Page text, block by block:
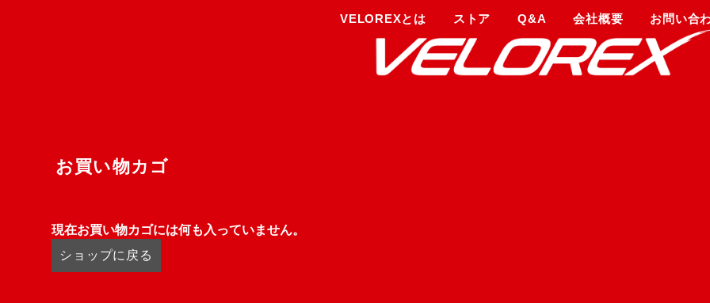
VELOREXとは
ストア Q&A 会社概要 お問い合
お買い物カゴ
現在お買い物カゴには何も入っていません。
ショップに戻る